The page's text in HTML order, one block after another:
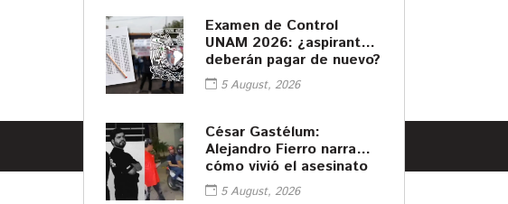
Examen de Control
UNAM 2026: ¿aspirantes
deberán pagar de nuevo?
5 August, 2026
César Gastélum:
Alejandro Fierro narra
cómo vivió el asesinato
del influencer
5 August, 2026